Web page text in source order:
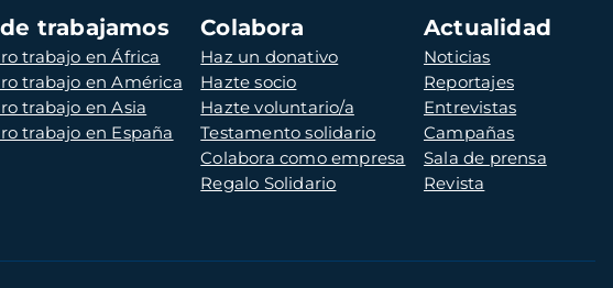
trabajamos
trabajo en África
trabajo en América
trabajo en Asia
trabajo en España
Colabora
Haz un donativo
Hazte socio
Hazte voluntario/a
Testamento solidario
Colabora como empresa
Regalo Solidario
Actualidad
Noticias
Reportajes
Entrevistas
Campañas
Sala de prensa
Revista